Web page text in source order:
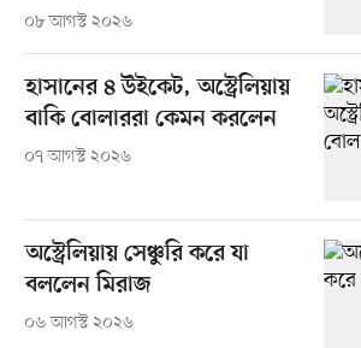
০৮ আগস্ট ২০২৬
হাসানের ৪ উইকেট, অস্ট্রেলিয়ায়
বাকি বোলাররা কেমন করলেন
০৭ আগস্ট ২০২৬
অস্ট্রেলিয়ায় সেঞ্চুরি করে যা
বললেন মিরাজ
০৬ আগস্ট ২০২৬